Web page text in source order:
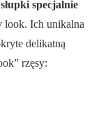
specjalnie
look. Ich unikalna
delikatną
rzęsy: